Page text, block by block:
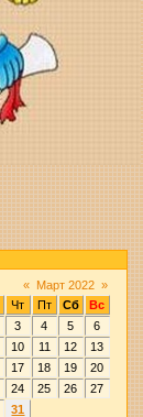
« Март 2022 »
Чт Пт Сб
Вс
3 4 5
6
10 11 12
13
17 18 19
20
24 25 26
27
31